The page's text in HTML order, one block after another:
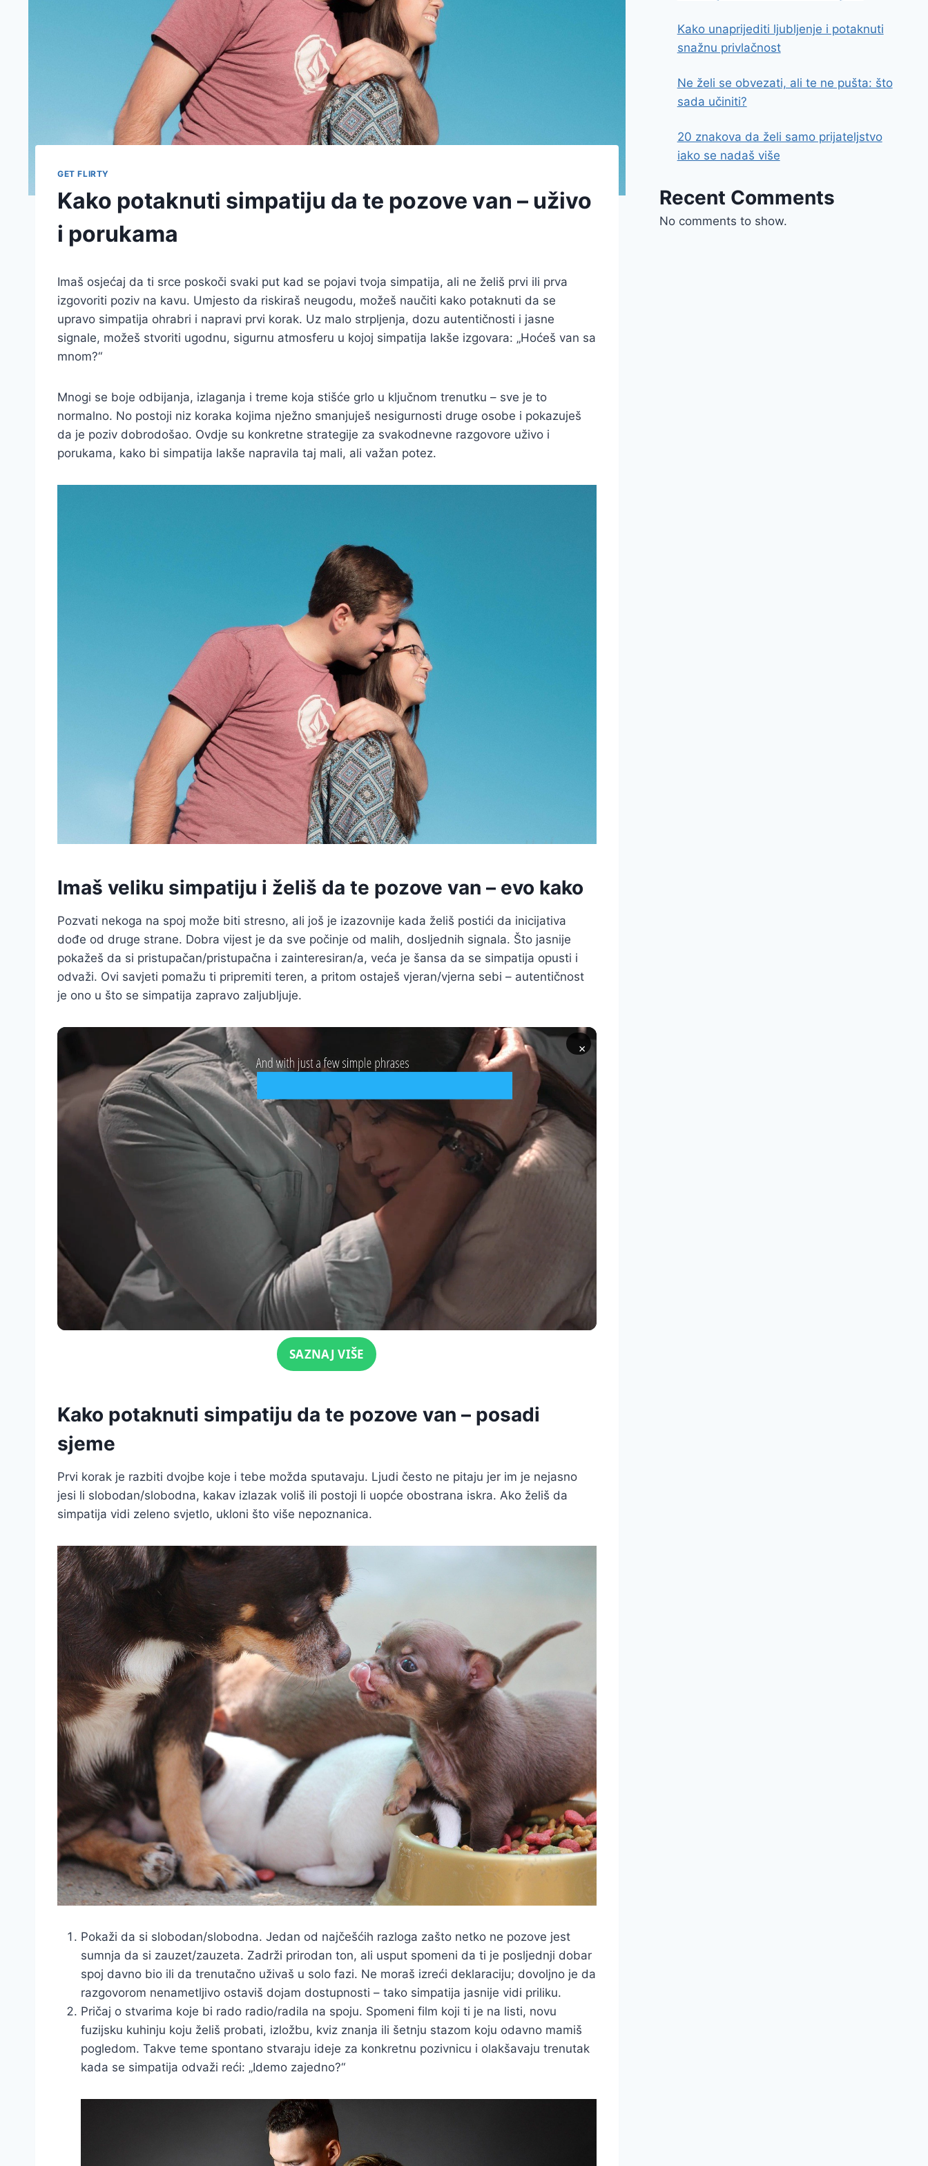
GET FLIRTY
Kako potaknuti simpatiju da te pozove van – uživo
i porukama
Imaš osjećaj da ti srce poskoči svaki put kad se pojavi tvoja simpatija, ali ne želiš prvi ili prva
izgovoriti poziv na kavu. Umjesto da riskiraš neugodu, možeš naučiti kako potaknuti da se
upravo simpatija ohrabri i napravi prvi korak. Uz malo strpljenja, dozu autentičnosti i jasne
signale, možeš stvoriti ugodnu, sigurnu atmosferu u kojoj simpatija lakše izgovara: „Hoćeš van sa
mnom?“
Mnogi se boje odbijanja, izlaganja i treme koja stišće grlo u ključnom trenutku – sve je to
normalno. No postoji niz koraka kojima nježno smanjuješ nesigurnosti druge osobe i pokazuješ
da je poziv dobrodošao. Ovdje su konkretne strategije za svakodnevne razgovore uživo i
porukama, kako bi simpatija lakše napravila taj mali, ali važan potez.
Imaš veliku simpatiju i želiš da te pozove van – evo kako
Pozvati nekoga na spoj može biti stresno, ali još je izazovnije kada želiš postići da inicijativa
dođe od druge strane. Dobra vijest je da sve počinje od malih, dosljednih signala. Što jasnije
pokažeš da si pristupačan/pristupačna i zainteresiran/a, veća je šansa da se simpatija opusti i
odvaži. Ovi savjeti pomažu ti pripremiti teren, a pritom ostaješ vjeran/vjerna sebi – autentičnost
je ono u što se simpatija zapravo zaljubljuje.
×
SAZNAJ VIŠE
Kako potaknuti simpatiju da te pozove van – posadi
sjeme
Prvi korak je razbiti dvojbe koje i tebe možda sputavaju. Ljudi često ne pitaju jer im je nejasno
jesi li slobodan/slobodna, kakav izlazak voliš ili postoji li uopće obostrana iskra. Ako želiš da
simpatija vidi zeleno svjetlo, ukloni što više nepoznanica.
Pokaži da si slobodan/slobodna. Jedan od najčešćih razloga zašto netko ne pozove jest
sumnja da si zauzet/zauzeta. Zadrži prirodan ton, ali usput spomeni da ti je posljednji dobar
spoj davno bio ili da trenutačno uživaš u solo fazi. Ne moraš izreći deklaraciju; dovoljno je da
razgovorom nenametljivo ostaviš dojam dostupnosti – tako simpatija jasnije vidi priliku.
Pričaj o stvarima koje bi rado radio/radila na spoju. Spomeni film koji ti je na listi, novu
fuzijsku kuhinju koju želiš probati, izložbu, kviz znanja ili šetnju stazom koju odavno mamiš
pogledom. Takve teme spontano stvaraju ideje za konkretnu pozivnicu i olakšavaju trenutak
kada se simpatija odvaži reći: „Idemo zajedno?“
Kako unaprijediti ljubljenje i potaknuti
snažnu privlačnost
Ne želi se obvezati, ali te ne pušta: što
sada učiniti?
20 znakova da želi samo prijateljstvo
iako se nadaš više
Recent Comments
No comments to show.